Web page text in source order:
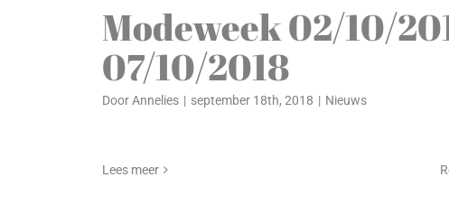
Modeweek 02/10/
07/10/2018
DoorAnnelies | september 18th, 2018 | Nieuws
Lees meer